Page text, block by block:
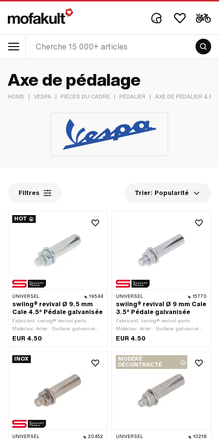
Axe de pédalage
HOME | VESPA | PIÈCES DU CADRE | PÉDALIER | AXE DE PÉDALIER &
Filtres Trier: Popularité
HOT
UNIVERSEL 19544
swiing® revival Ø 9.5 mm
Cale 4.5° Pédale galvanisée
Fabricant: swiing® revival parts ·
Matériau: Acier · Surface: galvanisé
bleu · Type de filetage: M7x1 (filetage
manivelle: 4.5° · Longueur totale: 43
EUR 4.50
UNIVERSEL 15770
swiing® revival Ø 9 mm Cale
3.5° Pédale galvanisée
Fabricant: swiing® revival parts ·
Matériau: Acier · Surface: galvanisé
bleu · Type de filetage: M7x1 (filetage
manivelle: 3.5° · Longueur totale: 43
mm
EUR 4.50
INOX
UNIVERSEL 20452
MODÉRÉ
DÉCONTRACTÉ
UNIVERSEL 10218